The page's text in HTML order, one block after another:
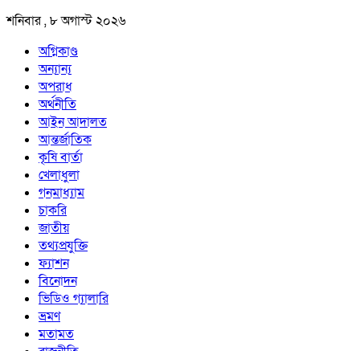
শনিবার , ৮ অগাস্ট ২০২৬
অগ্নিকাণ্ড
অন্যান্য
অপরাধ
অর্থনীতি
আইন আদালত
আন্তর্জাতিক
কৃষি বার্তা
খেলাধুলা
গনমাধ্যাম
চাকরি
জাতীয়
তথ্যপ্রযুক্তি
ফ্যাশন
বিনোদন
ভিডিও গ্যালারি
ভ্রমণ
মতামত